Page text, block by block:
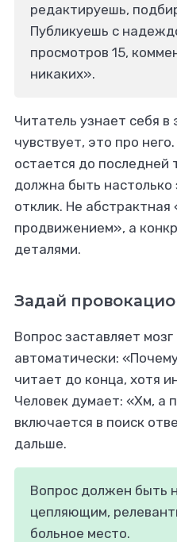
редактируешь,
Публикуешь с
просмотров 15,
никаких».
Читатель узнает себя в
чувствует, это про
остается до последней
должна быть настолько
отклик. Не абстрактная
продвижением», а
деталями.
Задай
Вопрос заставляет
автоматически:
читает до конца, хотя
Человек думает: «Хм, а
включается в поиск
дальше.
Вопрос должен быть
цепляющим,
больное место.